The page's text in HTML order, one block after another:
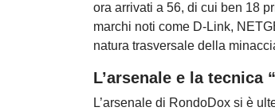
ora arrivati a 56, di cui ben 18
marchi noti come D-Link,
natura trasversale della
L’arsenale e la tecnica
L’arsenale di RondoDox si è